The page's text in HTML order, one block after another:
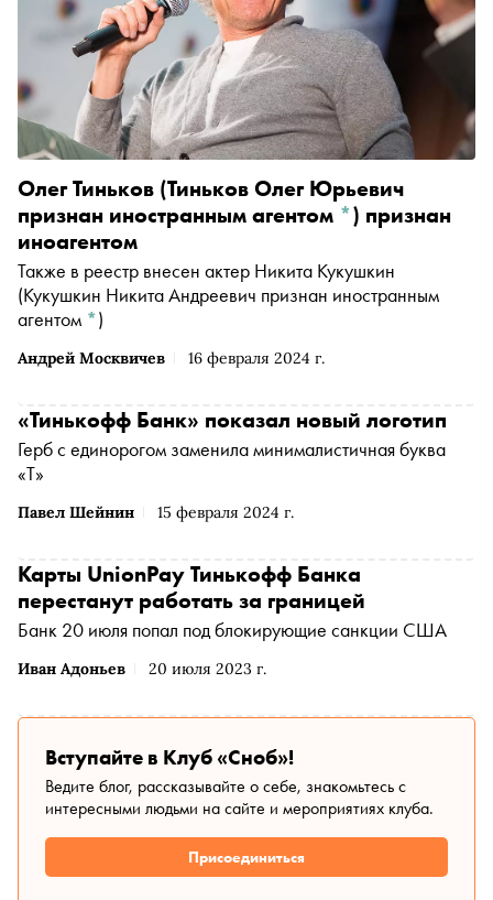
Андрей Москвичев 16 февраля 2024 г.
Олег Тиньков (Тиньков Олег Юрьевич
признан иностранным агентом *) признан
иноагентом
Также в реестр внесен актер Никита Кукушкин
(Кукушкин Никита Андреевич признан иностранным
агентом *)
Павел Шейнин 15 февраля 2024 г.
«Тинькофф Банк» показал новый логотип
Герб с единорогом заменила минималистичная буква
«Т»
Иван Адоньев 20 июля 2023 г.
Карты UnionPay Тинькофф Банка
перестанут работать за границей
Банк 20 июля попал под блокирующие санкции США
Вступайте в Клуб «Сноб»!
Ведите блог, рассказывайте о себе, знакомьтесь с
интересными людьми на сайте и мероприятиях клуба.
Присоединиться